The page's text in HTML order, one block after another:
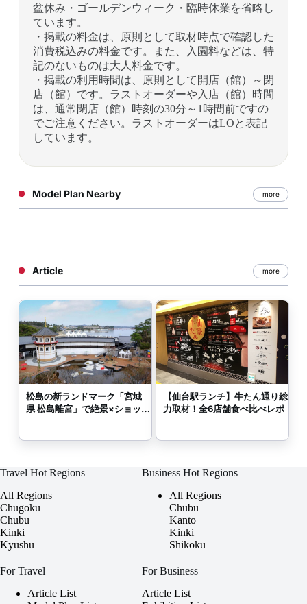
盆休み・ゴールデンウィーク・臨時休業を省略し
ています。
・掲載の料金は、原則として取材時点で確認した
消費税込みの料金です。また、入園料などは、特
記のないものは大人料金です。
・掲載の利用時間は、原則として開店（館）～閉
店（館）です。ラストオーダーや入店（館）時間
は、通常閉店（館）時刻の30分～1時間前ですの
でご注意ください。ラストオーダーはLOと表記
しています。
Model Plan Nearby more
Article more
松島の新ランドマーク「宮城
県 松島離宮」で絶景×ショッピ
【仙台駅ランチ】牛たん通り総
力取材！全6店舗食べ比べレポ
Travel Hot Regions
All Regions
Chugoku
Chubu
Kinki
Kyushu
Business Hot Regions
All Regions
Chubu
Kanto
Kinki
Shikoku
For Travel
Article List
For Business
Article List